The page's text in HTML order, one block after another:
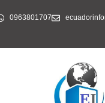
0963801707